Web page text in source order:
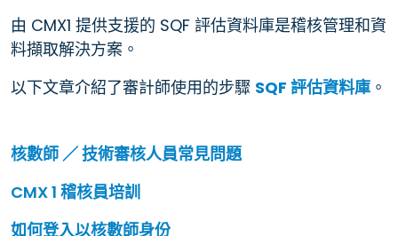
由 CMX1 提供支援的 SQF 評估資料庫是稽核管理和資
料擷取解決方案。
以下文章介紹了審計師使用的步驟 SQF 評估資料庫 。
核數師 ／ 技術審核人員常見問題
CMX 1 稽核員培訓
如何登入以核數師身份